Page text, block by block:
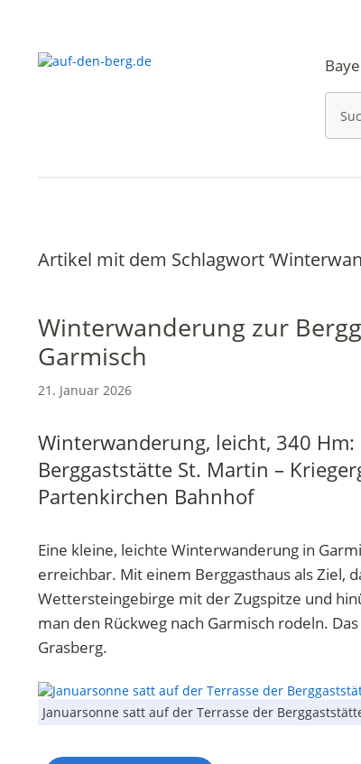
Artikel mit dem Schlagwort ‘
Winterwanderung zur
Garmisch
21. Januar 2026
Winterwanderung, leicht, 340
Berggaststätte St. Martin –
Partenkirchen Bahnhof
Eine kleine, leichte Winterwanderung in
erreichbar. Mit einem Berggasthaus als Ziel,
Wettersteingebirge mit der Zugspitze und
man den Rückweg nach Garmisch rodeln.
Grasberg.
Januarsonne satt auf der Terrasse der